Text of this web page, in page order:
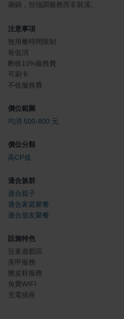
涮鍋，但強調服務而非裝潢。
注意事項
無用餐時間限制
有低消
酌收10%服務費
可刷卡
不收服務費
價位範圍
均消 500-800 元
價位分類
高CP值
適合族群
適合親子
適合家庭聚餐
適合朋友聚餐
設施特色
兒童遊戲區
美甲服務
擦皮鞋服務
免費WIFI
充電插座